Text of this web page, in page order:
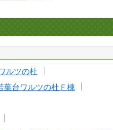
ルツの杜
葉台ワルツの杜Ｆ棟